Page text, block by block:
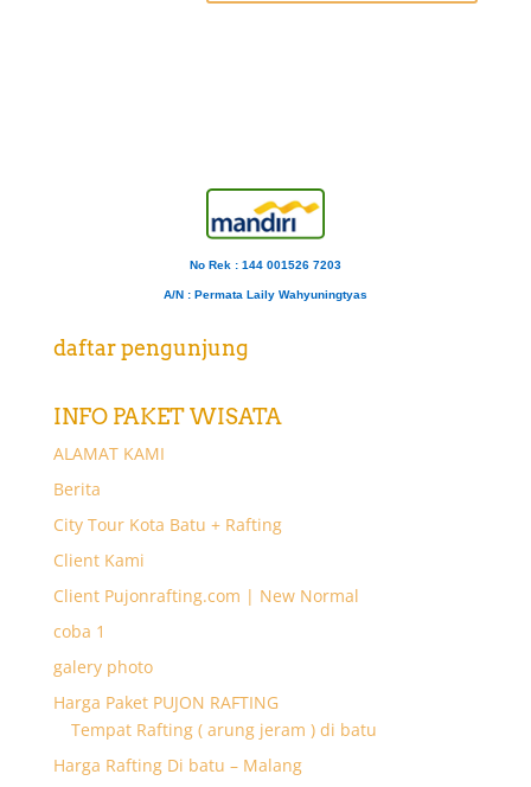
No Rek : 144 001526 7203
A/N : Permata Laily Wahyuningtyas
daftar pengunjung
INFO PAKET WISATA
ALAMAT KAMI
Berita
City Tour Kota Batu + Rafting
Client Kami
Client Pujonrafting.com | New Normal
coba 1
galery photo
Harga Paket PUJON RAFTING
Tempat Rafting ( arung jeram ) di batu
Harga Rafting Di batu – Malang